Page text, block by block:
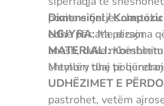
pozita e fjetjes.
edhe për ata persona
anash, duke
shtyllën tuaj të
Dimensioni /
NGJYRA:Me dizajn
MATERIALI:
Memory dhe
UDHËZIMET E
pastrohet, vetëm